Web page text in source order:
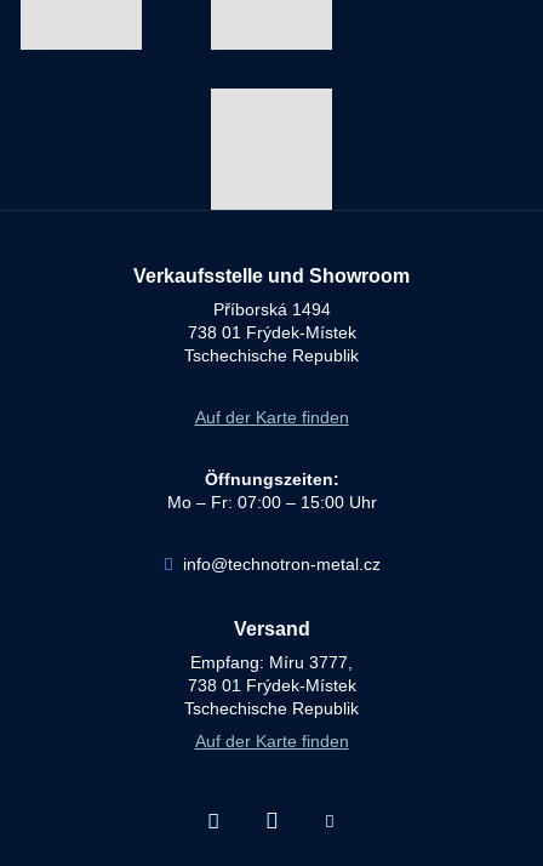
Verkaufsstelle und Showroom
Příborská 1494
738 01 Frýdek-Místek
Tschechische Republik
Auf der Karte finden
Öffnungszeiten:
Mo – Fr: 07:00 – 15:00 Uhr
info@technotron-metal.cz
Versand
Empfang: Míru 3777,
738 01 Frýdek-Místek
Tschechische Republik
Auf der Karte finden
FacebookInstagram